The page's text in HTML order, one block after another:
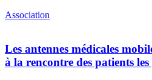
Association
Les antennes médicales
à la rencontre des patients les